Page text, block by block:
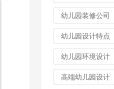
幼儿园装修公司
幼儿园设计特点
幼儿园环境设计
高端幼儿园设计